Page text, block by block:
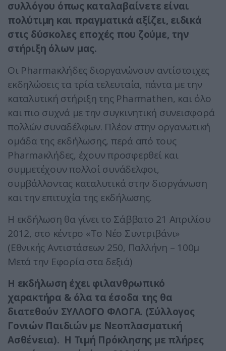
συλλόγου όπως καταλαβαίνετε είναι
πολύτιμη και πραγματικά αξίζει, ειδικά
στις δύσκολες εποχές που ζούμε, την
στήριξη όλων μας.
Οι Pharmaκλήδες διοργανώνουν αντίστοιχες
εκδηλώσεις τα τρία τελευταία, πάντα με την
καταλυτική στήριξη της Pharmathen, και όλο
και πιο συχνά με την συγκινητική συνεισφορά
πολλών συναδέλφων. Πλέον στην οργανωτική
ομάδα της εκδήλωσης, περά από τους
Pharmaκλήδες, έχουν προσφερθεί και
συμμετέχουν πολλοί συνάδελφοι,
συμβάλλοντας καταλυτικά στην διοργάνωση
και την επιτυχία της εκδήλωσης.
Η εκδήλωση θα γίνει το Σάββατο 21 Απριλίου
2012, στο κέντρο «Το Νέο Συντριβάνι»
(Εθνικής Αντιστάσεων 250, Παλλήνη – 100μ
Μετά την Εφορία στα δεξιά)
Η εκδήλωση έχει φιλανθρωπικό
χαρακτήρα & όλα τα έσοδα της θα
διατεθούν ΣΥΛΛΟΓΟ ΦΛΟΓΑ. (Σύλλογος
Γονιών Παιδιών με Νεοπλασματική
Ασθένεια). Η Τιμή Πρόκλησης με πλήρες